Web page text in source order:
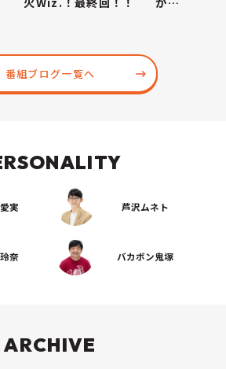
番組ブログ一覧へ
実 芦沢ムネト
奈 バカボン鬼塚
ARCHIVE